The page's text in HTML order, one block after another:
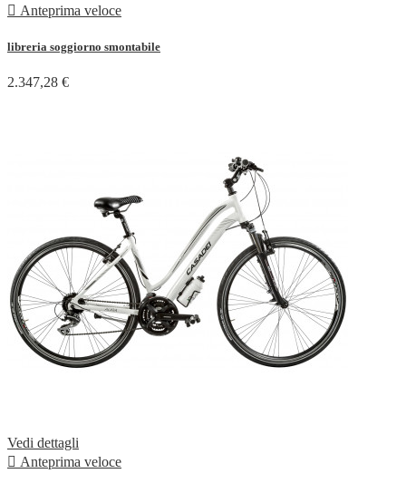
 Anteprima veloce
libreria soggiorno smontabile
2.347,28 €
Vedi dettagli
 Anteprima veloce